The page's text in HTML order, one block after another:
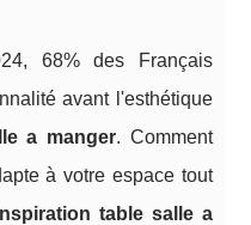
68% des Français
avant l'esthétique
a manger. Comment
à votre espace tout
table salle a